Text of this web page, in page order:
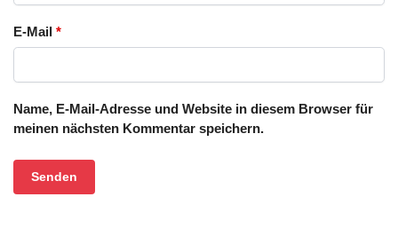
E-Mail *
Name, E-Mail-Adresse und Website in diesem Browser für
meinen nächsten Kommentar speichern.